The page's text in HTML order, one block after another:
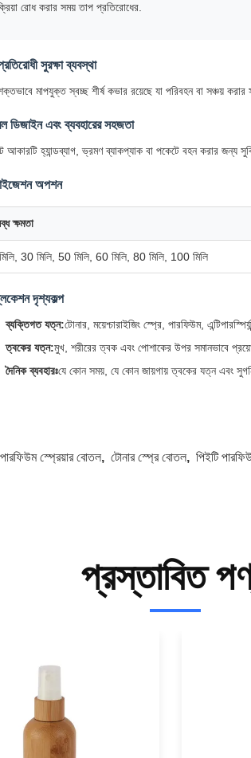
রোধ করার সময় তাপ প্রতিরোধের.
সুরক্ষা ব্যবস্থা
মাপযুক্ত স্বচ্ছ শীর্ষ কভার রয়েছে যা পরিবহন বা সঞ্চয়
ডিজাইন এবং ব্যবহারের সহজতা
আকারটি হ্যান্ডব্যাগ, ভ্রমণ ব্যাকপ্যাক বা পকেটে বহন করার
অপশন
ক্ষমতা
30 মিলি, 50 মিলি, 60 মিলি, 80 মিলি, 100 মিলি
দৃশ্যকল্প
ব্যক্তিগত যত্ন:টোনার, ময়েশ্চারাইজিং স্প্রে, পারফিউম,
ত্বকের যত্ন:মুখ, শরীরের ত্বক এবং পোশাকের উপর সমানভাবে
দৈনিক ব্যবহারঃযে কোন সময়, যে কোন জায়গায় ত্বকের যত্ন এবং
পারফিউম স্প্রেয়ার বোতল, টোনার স্প্রে বোতল, পিইটি
প্রস্তাবিত